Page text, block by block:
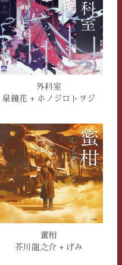
外科室
泉鏡花 + ホノジロトヲジ
蜜柑
芥川龍之介 + げみ